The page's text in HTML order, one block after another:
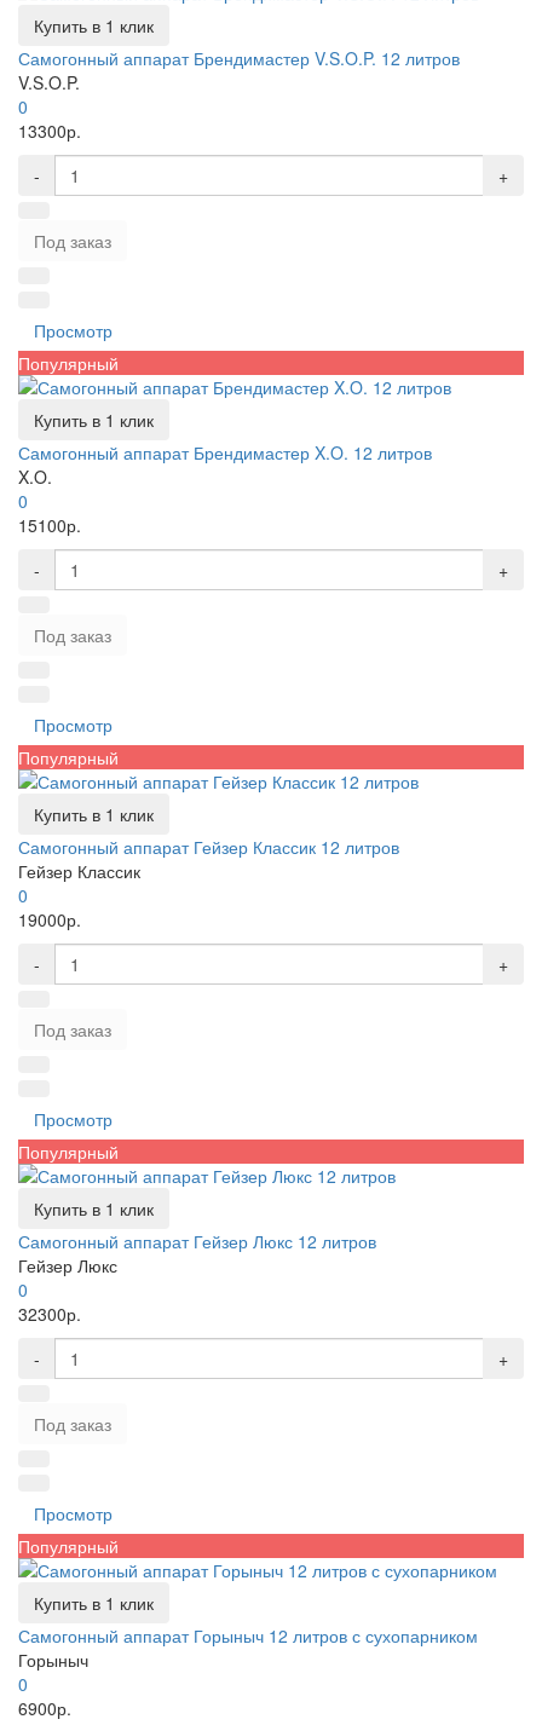
Купить в 1 клик
Самогонный аппарат Брендимастер V.S.O.P. 12 литров
V.S.O.P.
0
13300р.
-
+
Под заказ
Просмотр
Популярный
Купить в 1 клик
Самогонный аппарат Брендимастер X.O. 12 литров
X.O.
0
15100р.
-
+
Под заказ
Просмотр
Популярный
Купить в 1 клик
Самогонный аппарат Гейзер Классик 12 литров
Гейзер Классик
0
19000р.
-
+
Под заказ
Просмотр
Популярный
Купить в 1 клик
Самогонный аппарат Гейзер Люкс 12 литров
Гейзер Люкс
0
32300р.
-
+
Под заказ
Просмотр
Популярный
Купить в 1 клик
Самогонный аппарат Горыныч 12 литров с сухопарником
Горыныч
0
6900р.